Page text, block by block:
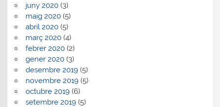
juny 2020(3)
maig 2020(5)
abril 2020(5)
març 2020(4)
febrer 2020(2)
gener 2020(3)
desembre 2019(5)
novembre 2019(5)
octubre 2019(6)
setembre 2019(5)